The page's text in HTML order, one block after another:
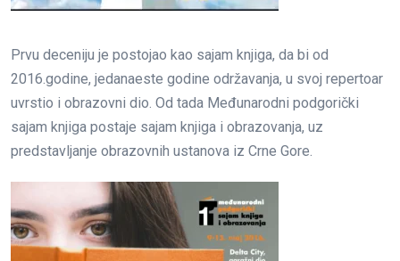
Prvu deceniju je postojao kao sajam knjiga, da bi od
2016.godine, jedanaeste godine održavanja, u svoj repertoar
uvrstio i obrazovni dio. Od tada Međunarodni podgorički
sajam knjiga postaje sajam knjiga i obrazovanja, uz
predstavljanje obrazovnih ustanova iz Crne Gore.